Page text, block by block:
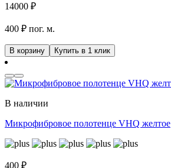
14000 ₽
400 ₽ пог. м.
В корзину Купить в 1 клик
В наличии
Микрофибровое полотенце VHQ желтое
400 ₽